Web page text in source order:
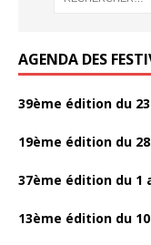
AGENDA DES
39ème édition du
19ème édition du
37ème édition du 1
13ème édition du